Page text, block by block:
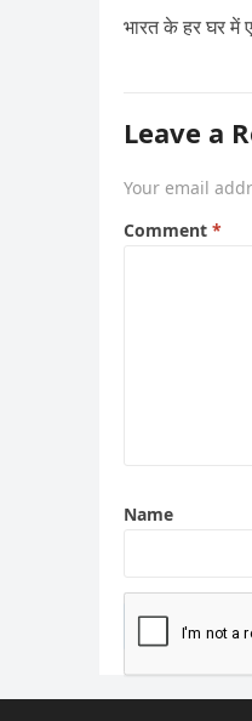
भारत के हर घर में
Leave a
Your email
Comment *
Name